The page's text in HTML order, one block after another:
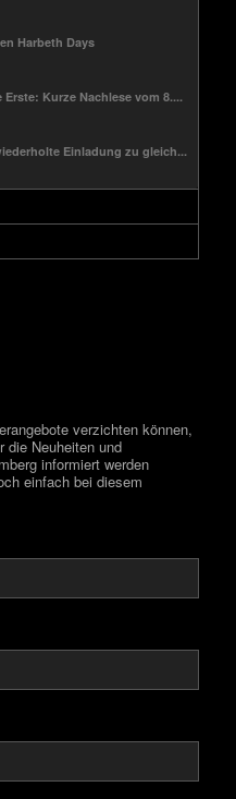
Harbeth Days
Kurze Nachlese vom 8....
Einladung zu gleich...
verzichten können,
die Neuheiten und
informiert werden
einfach bei diesem